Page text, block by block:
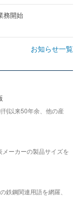
務開始
お知らせ一覧
以来50年余、他の産
ーカーの製品サイズを
鉄鋼関連用語を網羅、